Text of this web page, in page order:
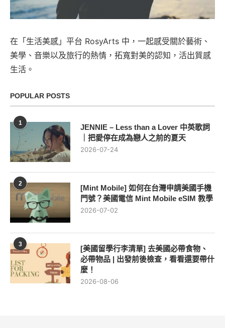
在「生活美感」平台 RosyArts 中，一起感受關於藝術、
美學、音樂以及旅行的熱情，拓寬對美的認知，活出質感
生活。
POPULAR POSTS
1
JENNIE – Less than a Lover 中英歌詞
｜把愛停在成為戀人之前的夏天
2026-07-24
2
[Mint Mobile] 如何在台灣申請美國手機
門號？美國電信 Mint Mobile eSIM 教學
2026-07-02
3
[美國留學行李清單] 去美國必帶食物、
必帶物品 | 出發前後檢查，看看還要帶什
麼！
2026-08-06